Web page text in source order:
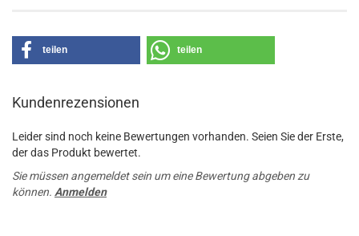
teilen teilen
Kundenrezensionen
Leider sind noch keine Bewertungen vorhanden. Seien Sie der Erste,
der das Produkt bewertet.
Sie müssen angemeldet sein um eine Bewertung abgeben zu
können. Anmelden